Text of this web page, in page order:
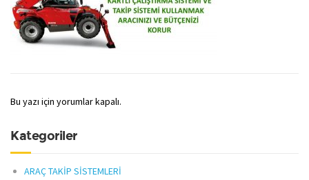
Bu yazı için yorumlar kapalı.
Kategoriler
ARAÇ TAKİP SİSTEMLERİ